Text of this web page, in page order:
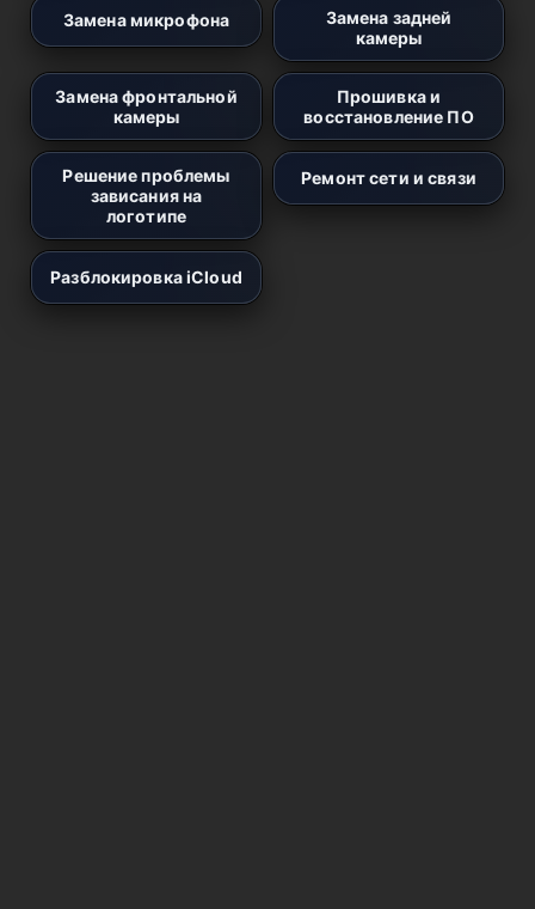
Замена микрофона
Замена задней
камеры
Замена фронтальной
камеры
Прошивка и
восстановление ПО
Решение проблемы
зависания на
логотипе
Ремонт сети и связи
Разблокировка iCloud